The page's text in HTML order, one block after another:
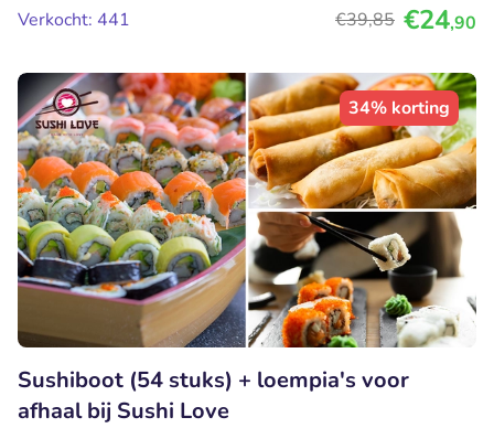
Verkocht: 441
€39,85 €24,90
34% korting
Sushiboot (54 stuks) + loempia's voor
afhaal bij Sushi Love